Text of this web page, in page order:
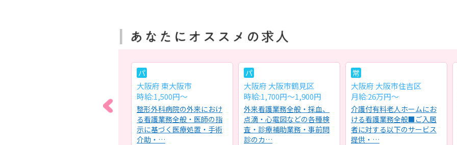
特別養護老人ホームにおけ
パ
大阪府 東大阪市
時給:1,500円〜
整形外科病院の外来におけ
る看護業務全般・医師の指
示に基づく医療処置・手術
介助・…
パ
大阪府 大阪市鶴見区
時給:1,700円～1,900円
外来看護業務全般・採血、
点滴・心電図などの各種検
査・診療補助業務・事前問
診のカ…
常
大阪府 大阪市住吉区
月給:26万円～
介護付有料老人ホームにお
ける看護業務全般■ご入居
者に対する以下のサービス
提供・…